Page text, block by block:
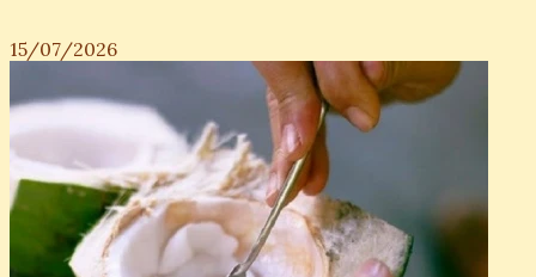
15/07/2026